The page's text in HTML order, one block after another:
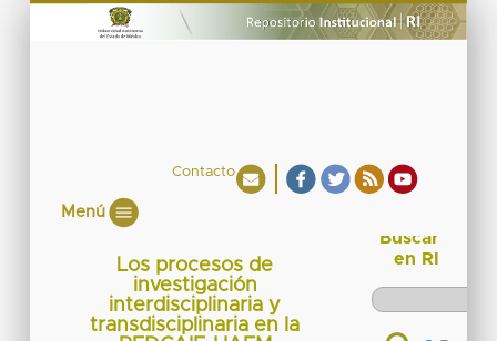
Contacto
Menú
Los procesos de
investigación
interdisciplinaria y
transdisciplinaria en la
Buscar
en RI